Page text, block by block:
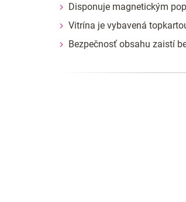
Disponuje magnetickým
Vitrína je vybavená
Bezpečnosť obsahu zaistí